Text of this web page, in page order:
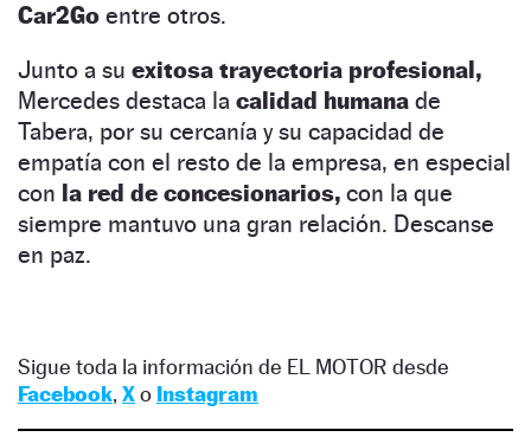
Car2Go entre otros.
Junto a su exitosa trayectoria profesional,
Mercedes destaca la calidad humana de
Tabera, por su cercanía y su capacidad de
empatía con el resto de la empresa, en especial
con la red de concesionarios, con la que
siempre mantuvo una gran relación. Descanse
en paz.
Sigue toda la información de EL MOTOR desde
Facebook, Xo Instagram